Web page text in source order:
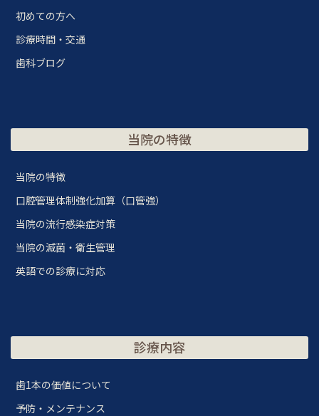
初めての方へ
診療時間・交通
歯科ブログ
当院の特徴
当院の特徴
口腔管理体制強化加算（口管強）
当院の流行感染症対策
当院の滅菌・衛生管理
英語での診療に対応
診療内容
歯1本の価値について
予防・メンテナンス